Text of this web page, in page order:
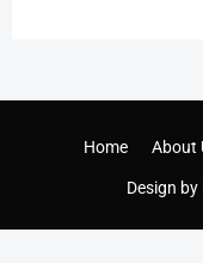
Design by
Home About